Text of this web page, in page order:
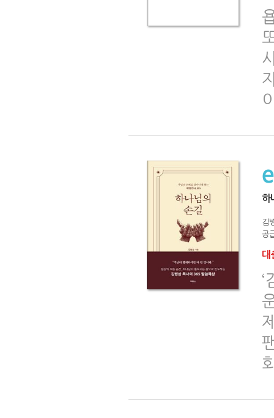
하
김
공
대
‘